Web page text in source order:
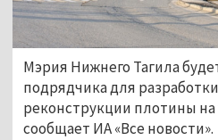
Мэрия Нижнего Тагила
подрядчика для
реконструкции плотины
сообщает ИА «Все новости».